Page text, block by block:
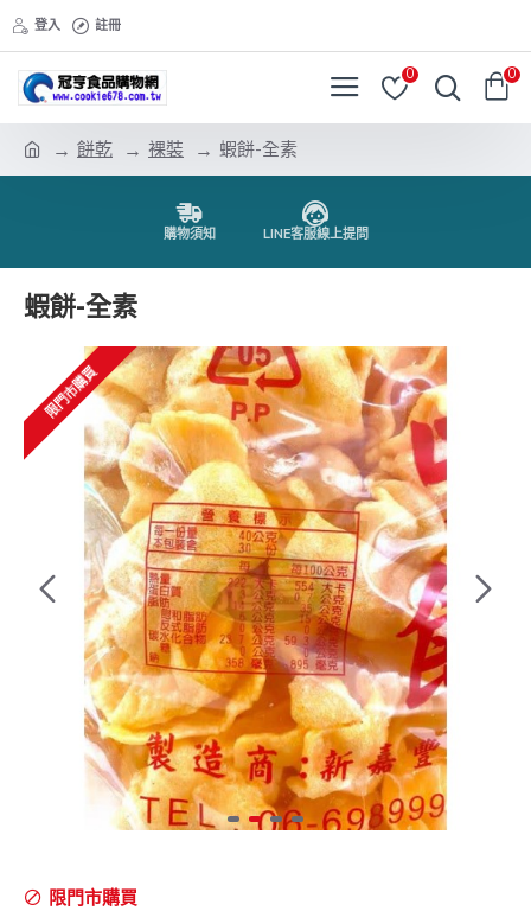
登入 註冊
0 0
餅乾 裸裝 蝦餅-全素
購物須知 LINE客服線上提問
蝦餅-全素
限門市購買
限門市購買